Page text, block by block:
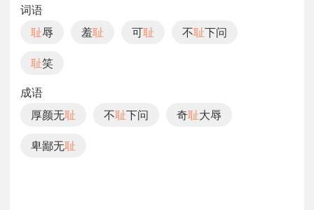
词语
耻辱 羞耻 可耻 不耻下问
耻笑
成语
厚颜无耻 不耻下问 奇耻大辱
卑鄙无耻